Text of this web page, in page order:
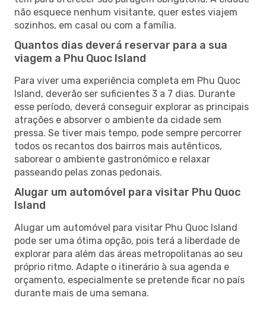
não esquece nenhum visitante, quer estes viajem
sozinhos, em casal ou com a família.
Quantos dias deverá reservar para a sua
viagem a Phu Quoc Island
Para viver uma experiência completa em Phu Quoc
Island, deverão ser suficientes 3 a 7 dias. Durante
esse período, deverá conseguir explorar as principais
atrações e absorver o ambiente da cidade sem
pressa. Se tiver mais tempo, pode sempre percorrer
todos os recantos dos bairros mais autênticos,
saborear o ambiente gastronómico e relaxar
passeando pelas zonas pedonais.
Alugar um automóvel para visitar Phu Quoc
Island
Alugar um automóvel para visitar Phu Quoc Island
pode ser uma ótima opção, pois terá a liberdade de
explorar para além das áreas metropolitanas ao seu
próprio ritmo. Adapte o itinerário à sua agenda e
orçamento, especialmente se pretende ficar no país
durante mais de uma semana.